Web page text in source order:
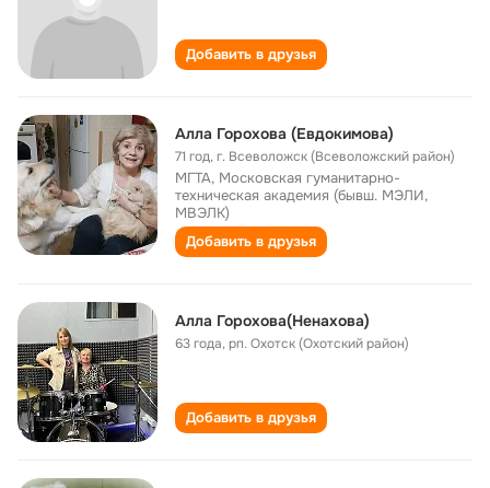
Добавить в друзья
Алла Горохова (Евдокимова)
71 год,г. Всеволожск (Всеволожский район)
МГТА, Московская гуманитарно-
техническая академия (бывш. МЭЛИ,
МВЭЛК)
Добавить в друзья
Алла Горохова(Ненахова)
63 года,рп. Охотск (Охотский район)
Добавить в друзья